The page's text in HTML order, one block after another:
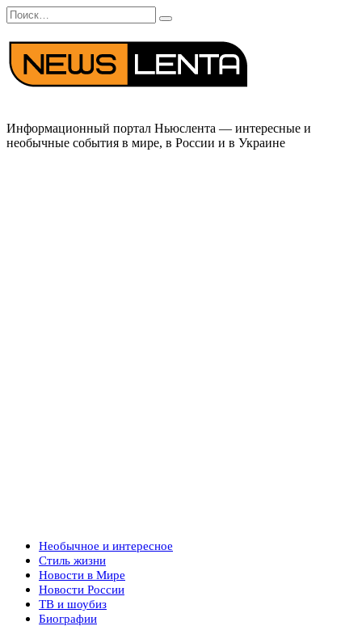
Перейти
к
содержанию
Search
for:
Информационный портал Ньюслента — интересные и
необычные события в мире, в России и в Украине
Необычное и интересное
Стиль жизни
Новости в Мире
Новости России
ТВ и шоубиз
Биографии